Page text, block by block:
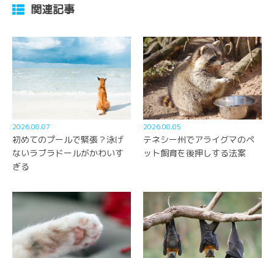
関連記事
2026.08.07
初めてのプールで緊張？泳げ
ないラブラドールがかわいす
ぎる
2026.08.05
テネシー州でアライグマのペ
ット飼育を後押しする法案